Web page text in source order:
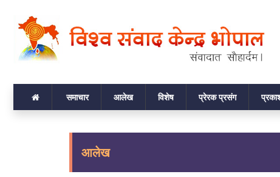
समाचार आलेख विशेष प्रेरक प्रसंग
आलेख